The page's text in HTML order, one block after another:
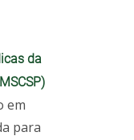
da
em
para